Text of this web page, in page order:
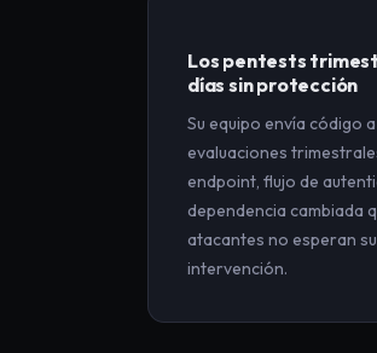
Los pentests
días sin protección
Su equipo envía código
evaluaciones
endpoint, flujo de
dependencia cambiada
atacantes no esperan
intervención.